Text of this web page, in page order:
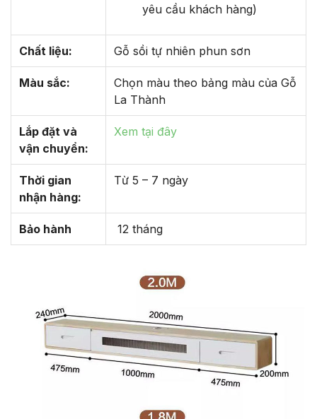
yêu cầu khách hàng)
Chất liệu: Gỗ sồi tự nhiên phun sơn
Màu sắc:
Chọn màu theo bảng màu của Gỗ
La Thành
Lắp đặt và
vận chuyển:
Xem tại đây
Thời gian
nhận hàng:
Từ 5 – 7 ngày
Bảo hành 12 tháng